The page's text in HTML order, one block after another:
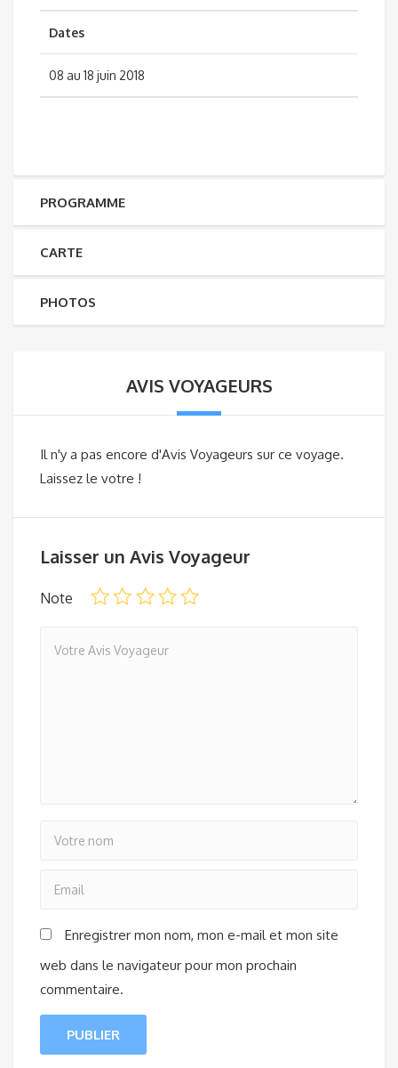
Dates
08 au 18 juin 2018
PROGRAMME
CARTE
PHOTOS
AVIS VOYAGEURS
Il n'y a pas encore d'Avis Voyageurs sur ce voyage.
Laissez le votre !
Laisser un Avis Voyageur
Note
Enregistrer mon nom, mon e-mail et mon site
web dans le navigateur pour mon prochain
commentaire.